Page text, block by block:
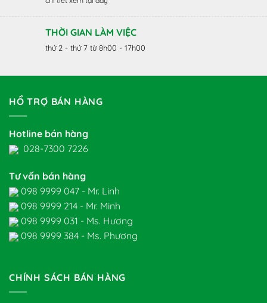
THỜI GIAN LÀM VIỆC
thứ 2 - thứ 7 từ 8h00 - 17h00
HỔ TRỢ BÁN HÀNG
Hotline bán hàng
028-7300 7226
Tư vấn bán hàng
098 9999 047 - Mr. Linh
098 9999 214 - Mr. Minh
098 9999 031 - Ms. Hương
098 9999 384 - Ms. Phương
CHÍNH SÁCH BÁN HÀNG